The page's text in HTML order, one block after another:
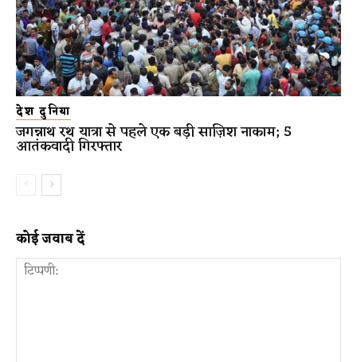
देश दुनिया
जगन्नाथ रथ यात्रा से पहले एक बड़ी साज़िश नाकाम; 5
आतंकवादी गिरफ्तार
कोई जवाब दें